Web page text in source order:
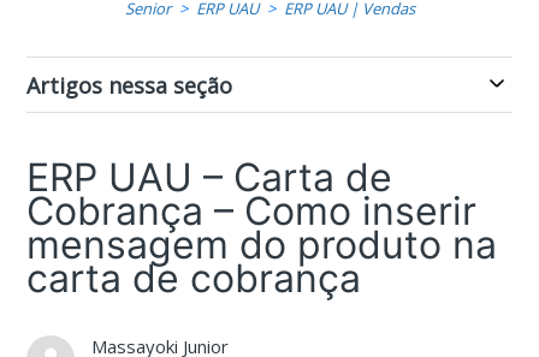
Senior ERP UAU ERP UAU | Vendas
Artigos nessa seção
ERP UAU – Carta de
Cobrança – Como inserir
mensagem do produto na
carta de cobrança
Massayoki Junior